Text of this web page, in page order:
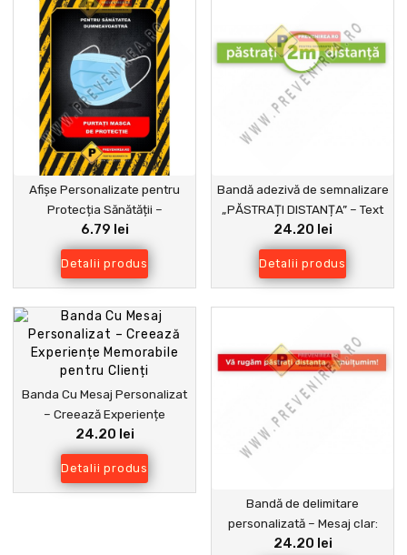
Afișe Personalizate pentru
Protecția Sănătății –
Protejează-ți Angajații și
Clienții
6.79 lei
Detalii produs
Bandă adezivă de semnalizare
„PĂSTRAȚI DISTANȚA” – Text
Personalizat
24.20 lei
Detalii produs
Banda Cu Mesaj Personalizat
– Creează Experiențe
Memorabile pentru Clienți
24.20 lei
Detalii produs
Bandă de delimitare
personalizată – Mesaj clar:
Păstrați distanța
24.20 lei